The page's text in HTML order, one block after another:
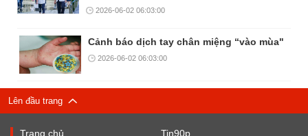
2026-06-02 06:03:00
Cảnh báo dịch tay chân miệng “vào mùa"
2026-06-02 06:03:00
Lên đầu trang
Trang chủ Tin90p